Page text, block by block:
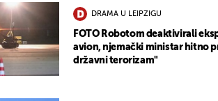
DRAMA U LEIPZIGU
FOTO Robotom deaktivirali
avion, njemački ministar hitno
državni terorizam"